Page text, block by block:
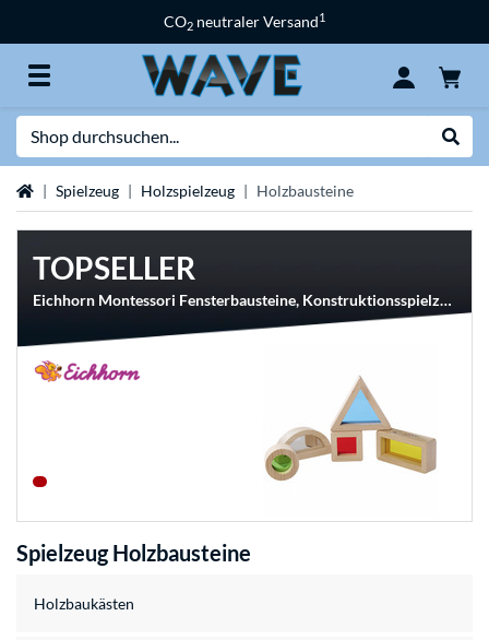
CO2 neutraler Versand1
StartseiteSpielzeug Holzspielzeug Holzbausteine
TOPSELLER
Eichhorn Montessori Fensterbausteine, Konstruktionsspielzeug
Spielzeug Holzbausteine
Holzbaukästen